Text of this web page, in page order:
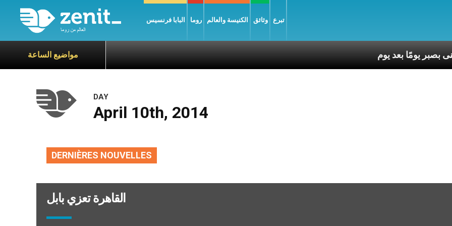
البابا فرنسيس روما الكنيسة والعالم وثائق تبرع
مواضيع الساعة
DAY
April 10th, 2014
DERNIÈRES NOUVELLES
القاهرة تعزي بابل